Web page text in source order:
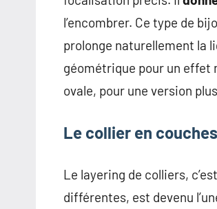
l’encombrer. Ce type de
prolonge naturellement la
géométrique pour un effet
ovale, pour une version
Le collier en
Le layering de colliers,
différentes, est devenu